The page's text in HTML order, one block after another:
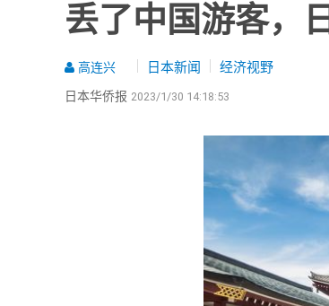
丢了中国游客，
高连兴 日本新闻 经济视野
日本华侨报 2023/1/30 14:18:53